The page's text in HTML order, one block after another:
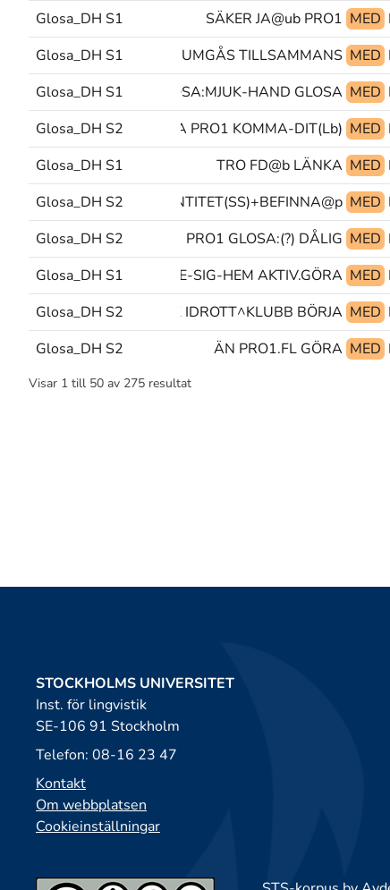
Glosa_DH S1
SÄKER JA@ub PRO1 MED
Glosa_DH S1 NÅGON UMGÅS TILLSAMMANS MED
Glosa_DH S1tp@& GLOSA:MJUK-HAND GLOSA:(?) MED
Glosa_DH S2
VARA PRO1 KOMMA-DIT(Lb) MED
Glosa_DH S1
TRO FD@b LÄNKA MED
Glosa_DH S2EGEN Ö ENTITET(SS)+BEFINNA@p MED
Glosa_DH S2
PRO1 GLOSA:(?) DÅLIG MED
Glosa_DH S1
GLOSA:DRA-SIG-UR BEGE-SIG-HEM AKTIV.GÖRA MED
Glosa_DH S2
PEK IDROTT^KLUBB BÖRJA MED
Glosa_DH S2
ÄN PRO1.FL GÖRA MED
Visar 1 till 50 av 275 resultat
STOCKHOLMS UNIVERSITET
Inst. för lingvistik
SE-106 91 Stockholm
Telefon: 08-16 23 47
Kontakt
Om webbplatsen
Cookieinställningar